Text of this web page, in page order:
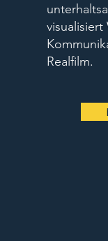
Realfilm.